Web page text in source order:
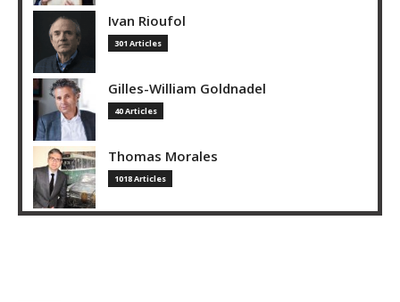
Ivan Rioufol
301 Articles
Gilles-William Goldnadel
40 Articles
Thomas Morales
1018 Articles